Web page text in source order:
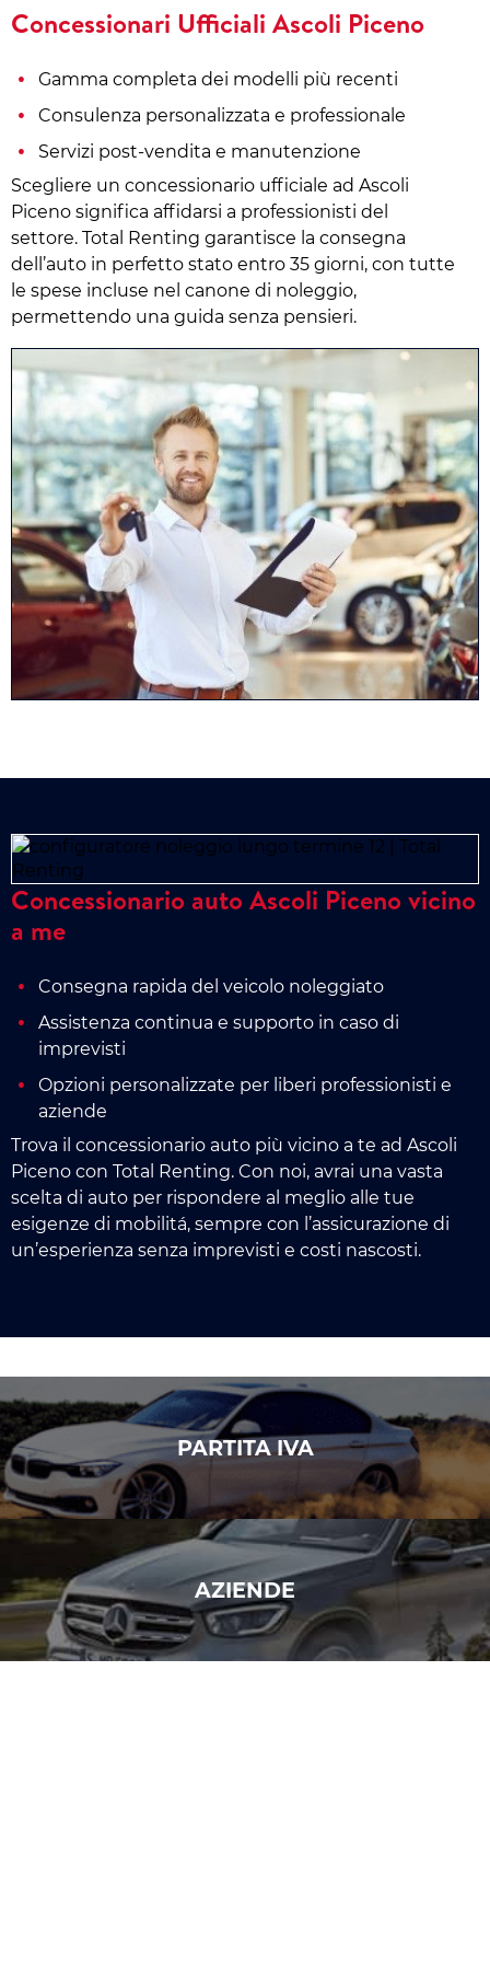
Concessionari Ufficiali Ascoli Piceno
Gamma completa dei modelli più recenti
Consulenza personalizzata e professionale
Servizi post-vendita e manutenzione
Scegliere un concessionario ufficiale ad Ascoli
Piceno significa affidarsi a professionisti del
settore. Total Renting garantisce la consegna
dell’auto in perfetto stato entro 35 giorni, con tutte
le spese incluse nel canone di noleggio,
permettendo una guida senza pensieri.
Concessionario auto Ascoli Piceno vicino
a me
Consegna rapida del veicolo noleggiato
Assistenza continua e supporto in caso di
imprevisti
Opzioni personalizzate per liberi professionisti e
aziende
Trova il concessionario auto più vicino a te ad Ascoli
Piceno con Total Renting. Con noi, avrai una vasta
scelta di auto per rispondere al meglio alle tue
esigenze di mobilitá, sempre con l’assicurazione di
un’esperienza senza imprevisti e costi nascosti.
PARTITA IVA
AZIENDE